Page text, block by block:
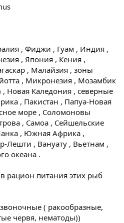
, Фиджи , Гуам , Индия ,
, Япония , Кения ,
, Малайзия , зоны
, Микронезия , Мозамбик
Новая Каледония , северные
, Пакистан , Папуа-Новая
море , Соломоновы
, Самоа , Сейшельские
, Южная Африка ,
Лешти , Вануату , Вьетнам ,
океана .
рацион питания этих рыб
( ракообразные,
червя, нематоды))